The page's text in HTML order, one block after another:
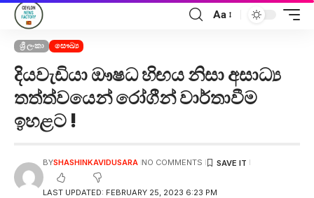
Aa
ශ්‍රී ලංකා සෞඛ්‍ය
දියවැඩියා ඖෂධ හිඟය නිසා අසාධ්‍ය
තත්ත්වයෙන් රෝගීන් වාර්තාවීම
ඉහළට !
LAST UPDATED: FEBRUARY 25, 2023 6:23 PM
BYSHASHINKAVIDUSARA NO COMMENTS